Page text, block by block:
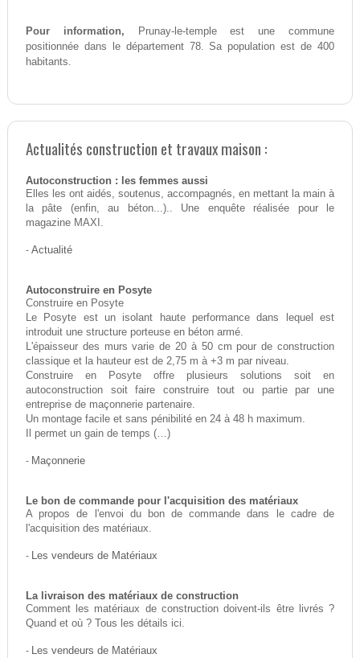
Pour information, Prunay-le-temple est une commune
positionnée dans le département 78. Sa population est de 400
habitants.
Actualités construction et travaux maison :
Autoconstruction : les femmes aussi
Elles les ont aidés, soutenus, accompagnés, en mettant la main à
la pâte (enfin, au béton...).. Une enquête réalisée pour le
magazine MAXI.
- Actualité
Autoconstruire en Posyte
Construire en Posyte
Le Posyte est un isolant haute performance dans lequel est
introduit une structure porteuse en béton armé.
L'épaisseur des murs varie de 20 à 50 cm pour de construction
classique et la hauteur est de 2,75 m à +3 m par niveau.
Construire en Posyte offre plusieurs solutions soit en
autoconstruction soit faire construire tout ou partie par une
entreprise de maçonnerie partenaire.
Un montage facile et sans pénibilité en 24 à 48 h maximum.
Il permet un gain de temps (…)
- Maçonnerie
Le bon de commande pour l'acquisition des matériaux
A propos de l'envoi du bon de commande dans le cadre de
l'acquisition des matériaux.
- Les vendeurs de Matériaux
La livraison des matériaux de construction
Comment les matériaux de construction doivent-ils être livrés ?
Quand et où ? Tous les détails ici.
- Les vendeurs de Matériaux